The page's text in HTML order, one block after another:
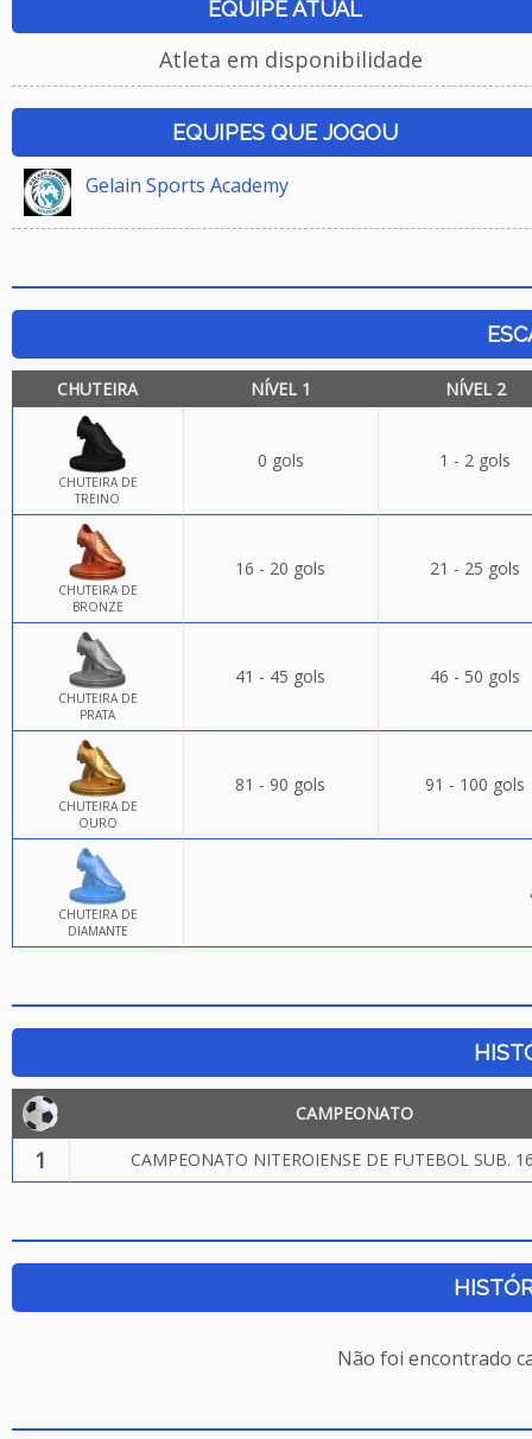
EQUIPE ATUAL
Atleta em disponibilidade
EQUIPES QUE JOGOU
Gelain Sports Academy
CHUTEIRA NÍVEL 1 NÍVEL 2
CHUTEIRA DE
TREINO
0 gols 1 - 2 gols
CHUTEIRA DE
BRONZE
16 - 20 gols 21 - 25 gols
CHUTEIRA DE
PRATA
41 - 45 gols 46 - 50 gols
CHUTEIRA DE
OURO
81 - 90 gols 91 - 100 gols
CHUTEIRA DE
DIAMANTE
CAMPEONATO
1 CAMPEONATO NITEROIENSE DE FUTEBOL SUB.
Não foi encontrado